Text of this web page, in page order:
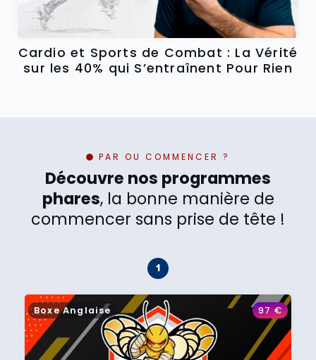
Cardio et Sports de Combat : La Vérité
sur les 40% qui S’entraînent Pour Rien
PAR OU COMMENCER ?
Découvre nos programmes
phares, la bonne manière de
commencer sans prise de tête !
Boxe Anglaise 97€